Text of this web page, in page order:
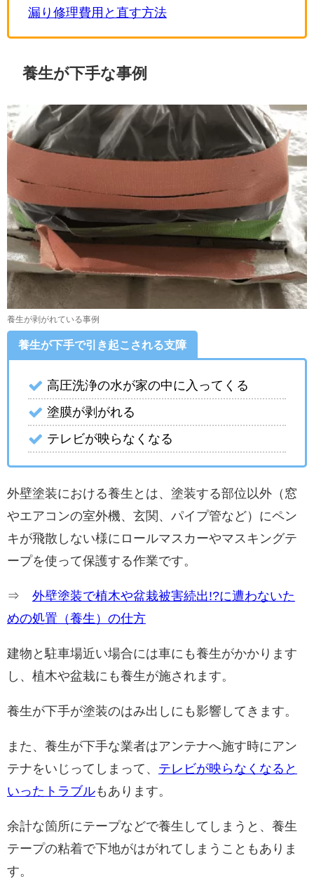
漏り修理費用と直す方法
養生が下手な事例
養生が剥がれている事例
養生が下手で引き起こされる支障
高圧洗浄の水が家の中に入ってくる
塗膜が剥がれる
テレビが映らなくなる
外壁塗装における養生とは、塗装する部位以外（窓
やエアコンの室外機、玄関、パイプ管など）にペン
キが飛散しない様にロールマスカーやマスキングテ
ープを使って保護する作業です。
⇒ 外壁塗装で植木や盆栽被害続出!?に遭わないた
めの処置（養生）の仕方
建物と駐車場近い場合には車にも養生がかかります
し、植木や盆栽にも養生が施されます。
養生が下手が塗装のはみ出しにも影響してきます。
また、養生が下手な業者はアンテナへ施す時にアン
テナをいじってしまって、 テレビが映らなくなると
いったトラブルもあります。
余計な箇所にテープなどで養生してしまうと、養生
テープの粘着で下地がはがれてしまうこともありま
す。